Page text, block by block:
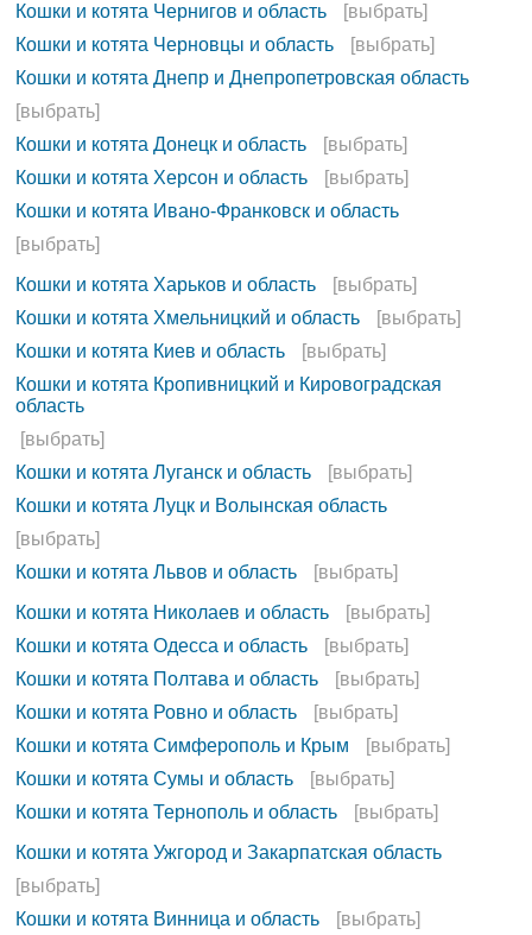
Кошки и котята Чернигов и область
[выбрать]
Кошки и котята Черновцы и область
[выбрать]
Кошки и котята Днепр и Днепропетровская область
[выбрать]
Кошки и котята Донецк и область
[выбрать]
Кошки и котята Херсон и область
[выбрать]
Кошки и котята Ивано-Франковск и область
[выбрать]
Кошки и котята Харьков и область
[выбрать]
Кошки и котята Хмельницкий и область
[выбрать]
Кошки и котята Киев и область
[выбрать]
Кошки и котята Кропивницкий и Кировоградская
область
[выбрать]
Кошки и котята Луганск и область
[выбрать]
Кошки и котята Луцк и Волынская область
[выбрать]
Кошки и котята Львов и область
[выбрать]
Кошки и котята Николаев и область
[выбрать]
Кошки и котята Одесса и область
[выбрать]
Кошки и котята Полтава и область
[выбрать]
Кошки и котята Ровно и область
[выбрать]
Кошки и котята Симферополь и Крым
[выбрать]
Кошки и котята Сумы и область
[выбрать]
Кошки и котята Тернополь и область
[выбрать]
Кошки и котята Ужгород и Закарпатская область
[выбрать]
Кошки и котята Винница и область
[выбрать]